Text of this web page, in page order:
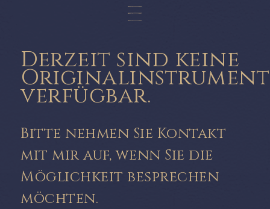
Derzeit sind keine
verfügbar.
Bitte nehmen Sie Kontakt
mit mir auf, wenn Sie die
Möglichkeit besprechen
möchten.